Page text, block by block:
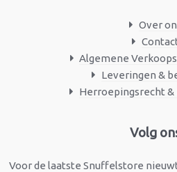
Over
Algemene
Leveringen &
Herroepingsrecht &
Volg
Voor de laatste Snuffelstore